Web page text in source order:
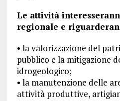
Le attività
regionale e
• la valorizzazione del
pubblico e la mitigazione
idrogeologico;
• la manutenzione delle
attività produttive,